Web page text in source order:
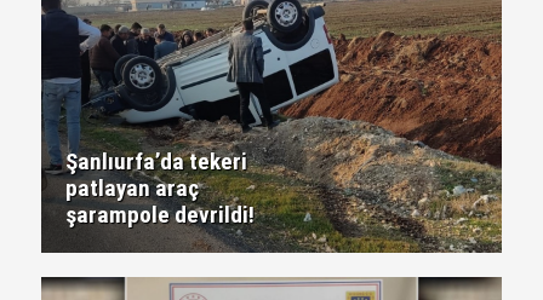
Şanlıurfa’da tekeri
patlayan araç
şarampole devrildi!